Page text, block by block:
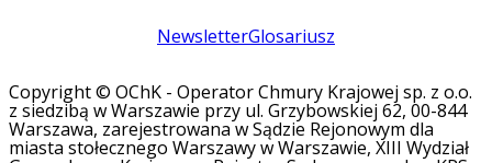
NewsletterGlosariusz
Copyright © OChK - Operator Chmury Krajowej sp. z o.o.
z siedzibą w Warszawie przy ul. Grzybowskiej 62, 00-844
Warszawa, zarejestrowana w Sądzie Rejonowym dla
miasta stołecznego Warszawy w Warszawie, XIII Wydział